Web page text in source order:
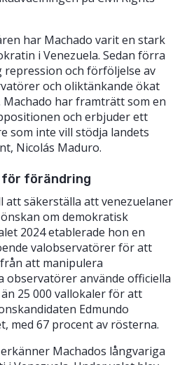
har Machado varit en stark
i Venezuela. Sedan förra
repression och förföljelse av
och oliktänkande ökat
har framträtt som en
och erbjuder ett
som inte vill stödja landets
Nicolás Maduro.
för förändring
att säkerställa att venezuelaner
om demokratisk
2024 etablerade hon en
valobservatörer för att
att manipulera
observatörer använde officiella
25 000 vallokaler för att
Edmundo
med 67 procent av rösterna.
Machados långvariga